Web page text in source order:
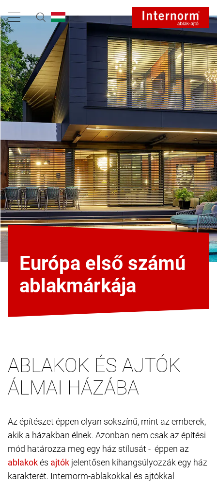
Európa első számú
ablakmárkája
ABLAKOK ÉS AJTÓK
ÁLMAI HÁZÁBA
Az építészet éppen olyan sokszínű, mint az emberek,
akik a házakban élnek. Azonban nem csak az építési
mód határozza meg egy ház stílusát - éppen az
és
jelentősen kihangsúlyozzák egy ház
karakterét. Internorm-ablakokkal és ajtókkal